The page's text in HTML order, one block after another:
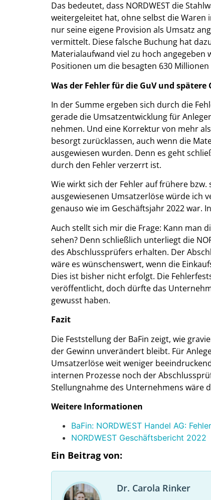
Das bedeutet, dass NORDWEST die
weitergeleitet hat, ohne selbst die Waren
nur seine eigene Provision als Umsatz
vermittelt. Diese falsche Buchung hat
Materialaufwand viel zu hoch
Positionen um die besagten 630 Millionen
Was der Fehler für die GuV und
In der Summe ergeben sich durch die
gerade die Umsatzentwicklung für
nehmen. Und eine Korrektur von mehr
besorgt zurücklassen, auch wenn die
ausgewiesen wurden. Denn es geht
durch den Fehler verzerrt ist.
Wie wirkt sich der Fehler auf frühere
ausgewiesenen Umsatzerlöse würde ich
genauso wie im Geschäftsjahr 2022 war. In
Auch stellt sich mir die Frage: Kann man
sehen? Denn schließlich unterliegt die
des Abschlussprüfers erhalten. Der
wäre es wünschenswert, wenn die
Dies ist bisher nicht erfolgt. Die
veröffentlicht, doch dürfte das
gewusst haben.
Fazit
Die Feststellung der BaFin zeigt, wie
der Gewinn unverändert bleibt. Für
Umsatzerlöse weit weniger
internen Prozesse noch der
Stellungnahme des Unternehmens wäre
Weitere Informationen
BaFin: NORDWEST Handel AG:
NORDWEST Geschäftsbericht 2022
Ein Beitrag von:
Dr. Carola Rinker